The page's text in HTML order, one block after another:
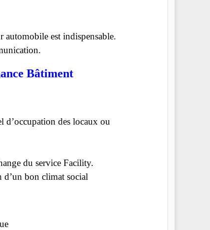
automobile est indispensable.
Bâtiment
des locaux ou
du service Facility.
d’un bon climat social